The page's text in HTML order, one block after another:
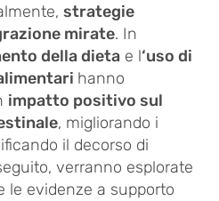
strategie
mirate. In
della dieta e l‘uso di
hanno
impatto positivo sul
, migliorando i
il decorso di
verranno esplorate
le evidenze a supporto